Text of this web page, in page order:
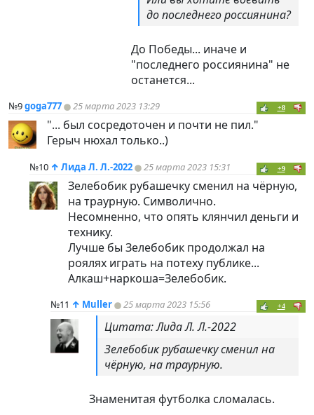
до последнего россиянина?
До Победы... иначе и
"последнего россиянина" не
останется...
№9goga777 25 марта 2023 13:29 +8
"... был сосредоточен и почти не пил."
Герыч нюхал только..)
№10 ↑ Лида Л. Л.-2022 25 марта 2023 15:31 +9
Зелебобик рубашечку сменил на чёрную,
на траурную. Символично.
Несомненно, что опять клянчил деньги и
технику.
Лучше бы Зелебобик продолжал на
роялях играть на потеху публике...
Алкаш+наркоша=Зелебобик.
№11 ↑ Muller 25 марта 2023 15:56 +4
Цитата: Лида Л. Л.-2022
Зелебобик рубашечку сменил на
чёрную, на траурную.
Знаменитая футболка сломалась.